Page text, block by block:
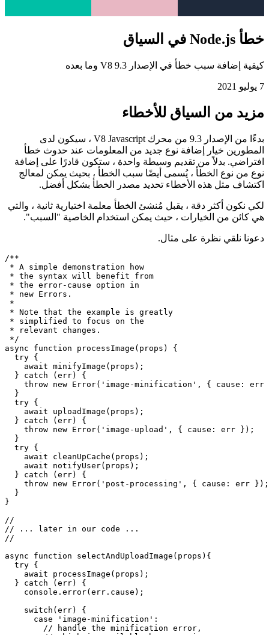
خطأ Node.js في السياق
كيفية إضافة سبب خطأ في الإصدار 9.3 V8 وما بعده
مزيد من السياق للأخطاء
بدءًا من الإصدار 9.3 من محرك V8 Javascript ، سيكون لدى
المطورين خيار إضافة نوع جديد من المعلومات عند حدوث خطأ
افتراضي. بدلاً من تقديم وسيطة واحدة ، ستكون قادرًا على إضافة
نوع من نوع الخطأ ، يُسمى أيضًا سبب الخطأ ، بحيث يمكن لمعالج
اكتشاف مثل هذه الأخطاء تحديد مصدر الخطأ بشكل أفضل.
لكي نكون أكثر دقة ، يقبل مُنشئ الخطأ معلمة اختيارية ثانية ، والتي
هي كائن من الخيارات ، حيث يمكن استخدام الخاصية "السبب".
/**
* A simple demonstration how
* the syntax will benefit from
* the error-cause option in
* new Errors.
*
* Note that the example is greatly
* simplified to focus on the
* relevant changes.
async function processImage(props) {
  try {
    await minifyImage(props);
  } catch (err) {
throw new Error('image-minification', { cause: err
  }
  try {
    await uploadImage(props);
  } catch (err) {
    throw new Error('image-upload', { cause: err });
  try {
    await cleanUpCache(props);
  } catch (err) {
    throw new Error('post-processing', { cause: err });
  }
// ... later in our code ...
  try {
    await processImage(props);
  } catch (err) {